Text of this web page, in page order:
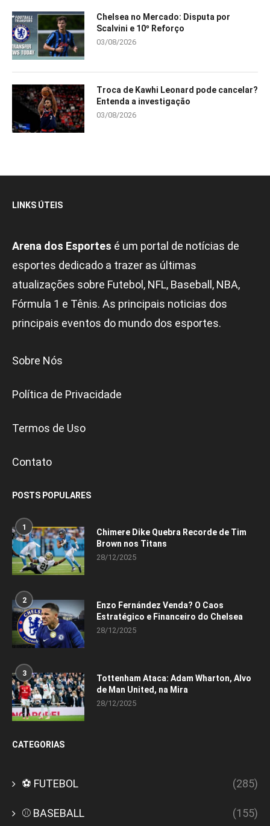
Chelsea no Mercado: Disputa por
Scalvini e 10º Reforço
03/08/2026
Troca de Kawhi Leonard pode cancelar?
Entenda a investigação
03/08/2026
LINKS ÚTEIS
Arena dos Esportes é um portal de notícias de
esportes dedicado a trazer as últimas
atualizações sobre Futebol, NFL, Baseball, NBA,
Fórmula 1 e Tênis. As principais noticias dos
principais eventos do mundo dos esportes.
Sobre Nós
Política de Privacidade
Termos de Uso
Contato
POSTS POPULARES
1
Chimere Dike Quebra Recorde de Tim
Brown nos Titans
28/12/2025
2
Enzo Fernández Venda? O Caos
Estratégico e Financeiro do Chelsea
28/12/2025
3
Tottenham Ataca: Adam Wharton, Alvo
de Man United, na Mira
28/12/2025
CATEGORIAS
⚽ FUTEBOL (285)
⚾ BASEBALL (155)